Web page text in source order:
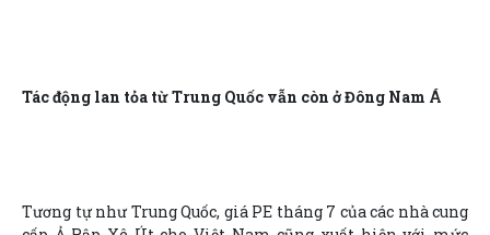
Tác động lan tỏa từ Trung Quốc vẫn còn ở Đông Nam Á
Tương tự như Trung Quốc, giá PE tháng 7 của các nhà cung